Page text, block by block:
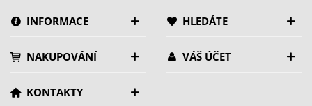
INFORMACE HLEDÁTE
NAKUPOVÁNÍ VÁŠ ÚČET
KONTAKTY